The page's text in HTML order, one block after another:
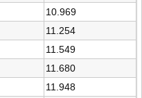
10.969
11.254
11.549
11.680
11.948